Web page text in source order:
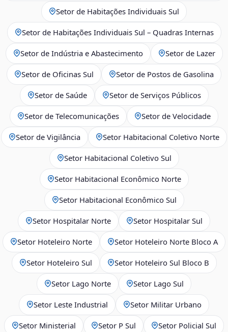
Setor de Habitações Individuais Sul
Setor de Habitações Individuais Sul – Quadras Internas
Setor de Indústria e Abastecimento Setor de Lazer
Setor de Oficinas Sul Setor de Postos de Gasolina
Setor de Saúde Setor de Serviços Públicos
Setor de Telecomunicações Setor de Velocidade
Setor de Vigilância Setor Habitacional Coletivo Norte
Setor Habitacional Coletivo Sul
Setor Habitacional Econômico Norte
Setor Habitacional Econômico Sul
Setor Hospitalar Norte Setor Hospitalar Sul
Setor Hoteleiro Norte Setor Hoteleiro Norte Bloco A
Setor Hoteleiro Sul Setor Hoteleiro Sul Bloco B
Setor Lago Norte Setor Lago Sul
Setor Leste Industrial Setor Militar Urbano
Setor Ministerial Setor P Sul Setor Policial Sul